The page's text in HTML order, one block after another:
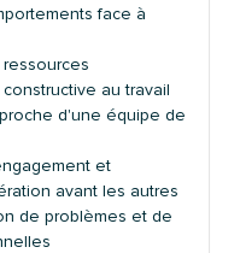
face à
au travail
d'une équipe de
et
avant les autres
de problèmes et de